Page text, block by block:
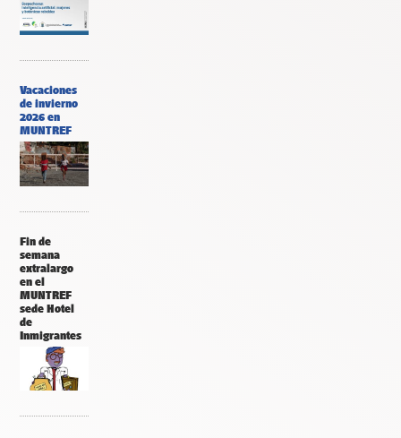
Vacaciones
de invierno
2026 en
MUNTREF
Fin de
semana
extralargo
en el
MUNTREF
sede Hotel
de
Inmigrantes